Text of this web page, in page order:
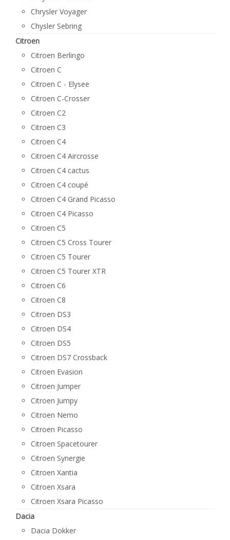
Chrysler Voyager
Chysler Sebring
Citroen
Citroen Berlingo
Citroen C
Citroen C - Elysee
Citroen C-Crosser
Citroen C2
Citroen C3
Citroen C4
Citroen C4 Aircrosse
Citroen C4 cactus
Citroen C4 coupé
Citroen C4 Grand Picasso
Citroen C4 Picasso
Citroen C5
Citroen C5 Cross Tourer
Citroen C5 Tourer
Citroen C5 Tourer XTR
Citroen C6
Citroen C8
Citroen DS3
Citroen DS4
Citroen DS5
Citroen DS7 Crossback
Citroen Evasion
Citroen Jumper
Citroen Jumpy
Citroen Nemo
Citroen Picasso
Citroen Spacetourer
Citroen Synergie
Citroen Xantia
Citroen Xsara
Citroen Xsara Picasso
Dacia
Dacia Dokker